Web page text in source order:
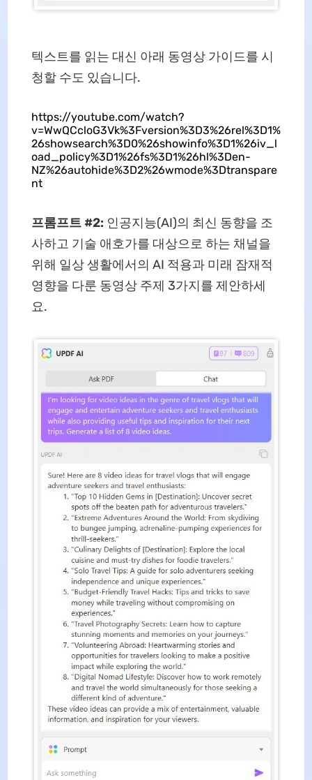
텍스트를 읽는 대신 아래 동영상 가이드를 시
청할 수도 있습니다.
https://youtube.com/watch?
v=WwQCcloG3Vk%3Fversion%3D3%26rel%3D1%
26showsearch%3D0%26showinfo%3D1%26iv_l
oad_policy%3D1%26fs%3D1%26hl%3Den-
NZ%26autohide%3D2%26wmode%3Dtranspare
nt
프롬프트 #2: 인공지능(AI)의 최신 동향을 조
사하고 기술 애호가를 대상으로 하는 채널을
위해 일상 생활에서의 AI 적용과 미래 잠재적
영향을 다룬 동영상 주제 3가지를 제안하세
요.